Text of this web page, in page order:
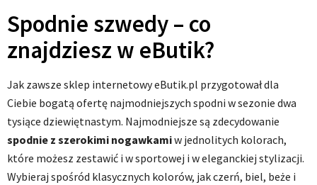
Spodnie szwedy – co
znajdziesz w eButik?
Jak zawsze sklep internetowy eButik.pl przygotował dla
Ciebie bogatą ofertę najmodniejszych spodni w sezonie dwa
tysiące dziewiętnastym. Najmodniejsze są zdecydowanie
spodnie z szerokimi nogawkamiw jednolitych kolorach,
które możesz zestawić i w sportowej i w eleganckiej stylizacji.
Wybieraj spośród klasycznych kolorów, jak czerń, biel, beże i